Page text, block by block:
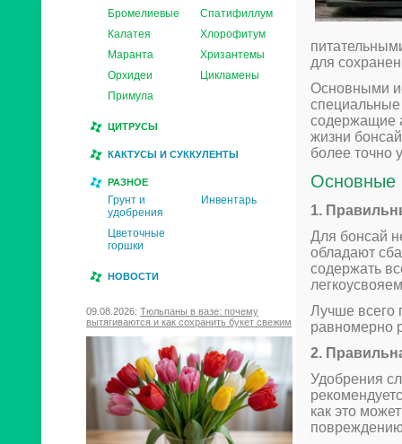
Бромелиевые
Спатифиллум
Калатея
Хлорофитум
Маранта
Хризантемы
Орхидеи
Цикламены
Примула
ЦИТРУСЫ
КАКТУСЫ И СУККУЛЕНТЫ
РАЗНОЕ
Грунт и
удобрения
Инвентарь
Цветочные
горшки
НОВОСТИ
09.08.2026: Тюльпаны в вазе: почему
вытягиваются и как сохранить букет свежим
для
Основными
специальные
содержащие
жизни
более точно
Основные
1.
Для бонсай
обладают
содержать
Лучше всего
равномерно
2.
Удобрения
как это